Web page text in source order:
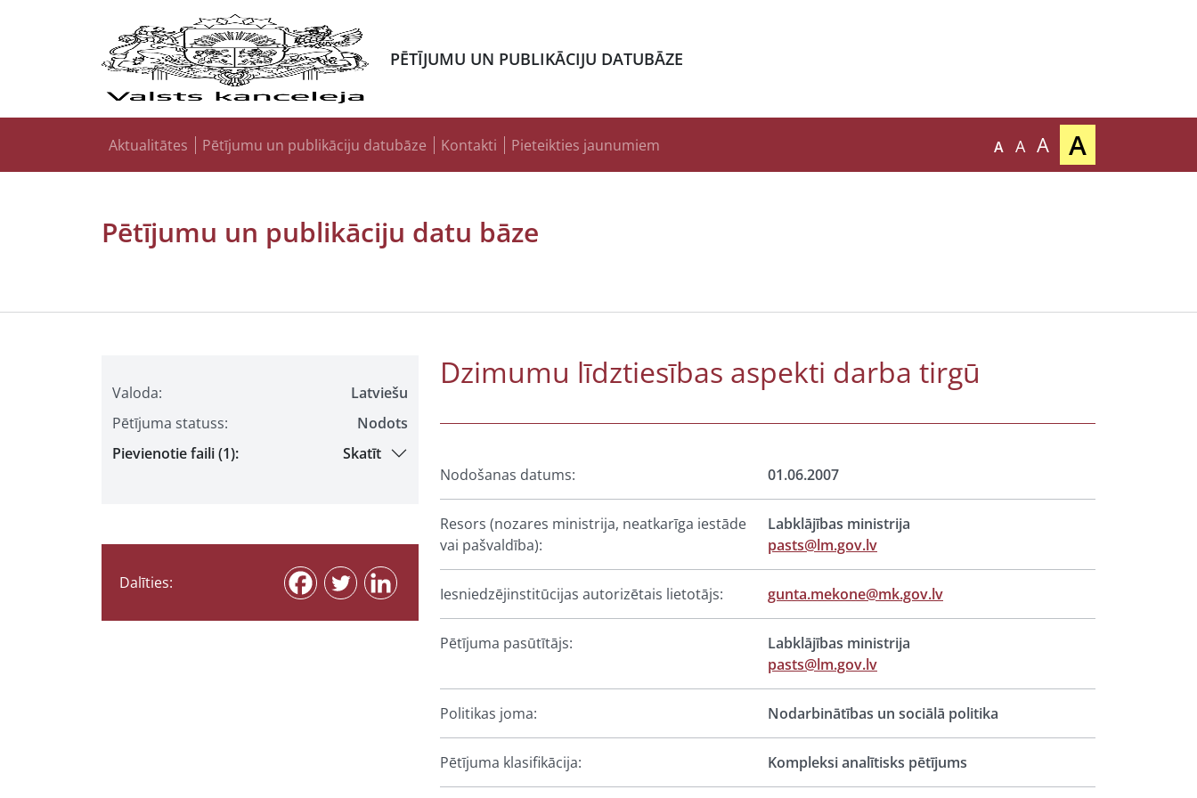
PĒTĪJUMU UN PUBLIKĀCIJU DATUBĀZE
Aktualitātes Pētījumu un publikāciju datubāze Kontakti Pieteikties jaunumiem A A A A
Pētījumu un publikāciju datu bāze
Valoda:
Latviešu
Pētījuma statuss:
Nodots
Pievienotie faili (1):
Skatīt
Dalīties:
Dzimumu līdztiesības aspekti darba tirgū
Nodošanas datums: 01.06.2007
Resors (nozares ministrija, neatkarīga iestāde
vai pašvaldība):
Labklājības ministrija
pasts@lm.gov.lv
Iesniedzējinstitūcijas autorizētais lietotājs: gunta.mekone@mk.gov.lv
Pētījuma pasūtītājs:
Labklājības ministrija
pasts@lm.gov.lv
Politikas joma: Nodarbinātības un sociālā politika
Pētījuma klasifikācija: Kompleksi analītisks pētījums